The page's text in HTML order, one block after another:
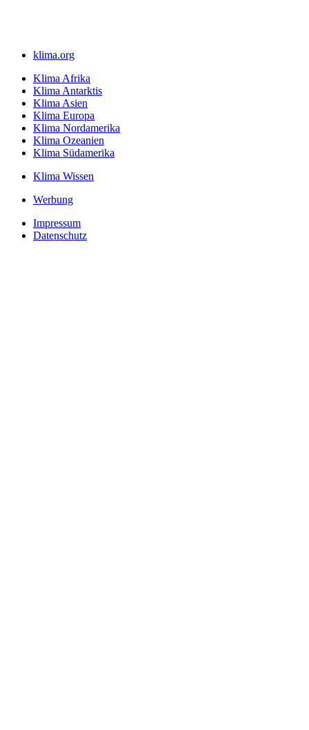
klima.org
Klima Afrika
Klima Antarktis
Klima Asien
Klima Europa
Klima Nordamerika
Klima Ozeanien
Klima Südamerika
Klima Wissen
Werbung
Impressum
Datenschutz